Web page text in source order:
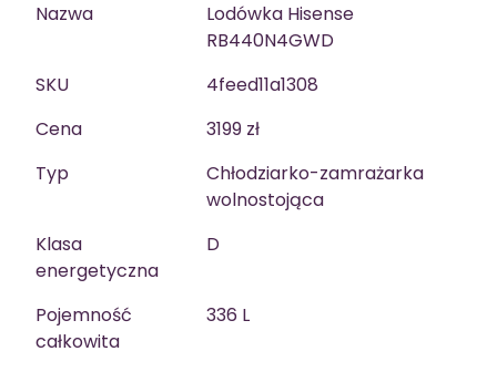
Nazwa
Lodówka Hisense
RB440N4GWD
SKU
4feed11a1308
Cena
3199 zł
Typ
Chłodziarko-zamrażarka
wolnostojąca
Klasa
energetyczna
D
Pojemność
całkowita
336 L